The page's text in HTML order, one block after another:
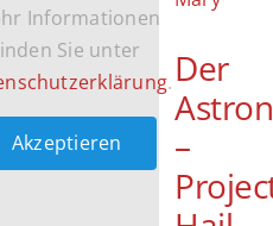
Informationen
Sie unter
.
Akzeptieren
Der
–